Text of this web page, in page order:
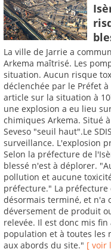
La ville de Jarrie a
Arkema maîtrisé. Les
situation. Aucun risque
déclenchée par le Préfet
article sur la situation à
une explosion a eu lieu
chimiques Arkema. Situé
Seveso "seuil haut".Le
surveillance. L'explosion
Selon la préfecture de
blessé n'est à déplorer.
pollution et aucune
préfecture." La
désormais terminé, et n'a
déversement de produit
relevée. Il est donc mis
population et à toutes les
aux abords du site." [ voir